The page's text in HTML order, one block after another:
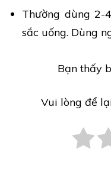
Thường dùng
sắc uống. Dùng
Bạn thấy
Vui lòng để